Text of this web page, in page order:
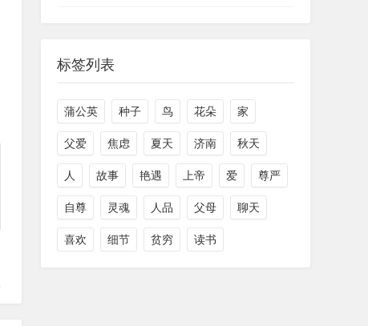
标签列表
蒲公英 种子 鸟 花朵 家
父爱 焦虑 夏天 济南 秋天
人 故事 艳遇 上帝 爱 尊严
自尊 灵魂 人品 父母 聊天
喜欢 细节 贫穷 读书